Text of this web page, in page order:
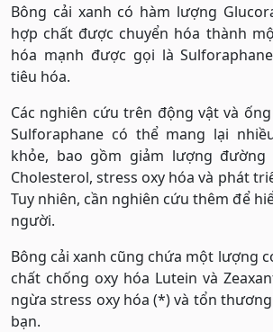
Bông cải xanh có hàm lượng
hợp chất được chuyển hóa thành
hóa mạnh được gọi là
tiêu hóa.
Các nghiên cứu trên động vật và
Sulforaphane có thể mang lại
khỏe, bao gồm giảm lượng
Cholesterol, stress oxy hóa và phát
Tuy nhiên, cần nghiên cứu thêm để
người.
Bông cải xanh cũng chứa một lượng
chất chống oxy hóa Lutein và
ngừa stress oxy hóa (*) và tổn
bạn.